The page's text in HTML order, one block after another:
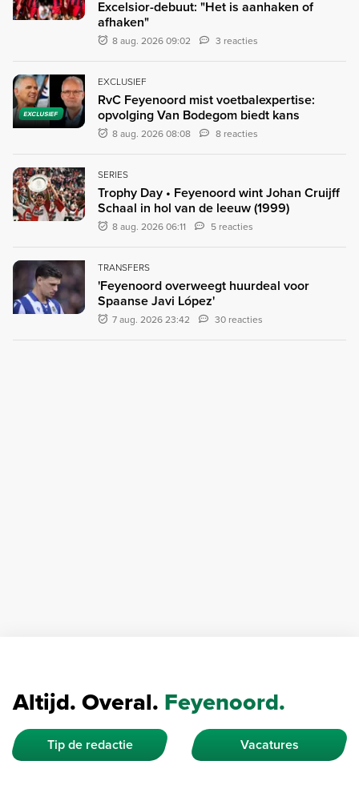
Excelsior-debuut: "Het is aanhaken of
afhaken"
8 aug. 2026 09:02 3 reacties
EXCLUSIEF
EXCLUSIEF
RvC Feyenoord mist voetbalexpertise:
opvolging Van Bodegom biedt kans
8 aug. 2026 08:08 8 reacties
SERIES
Trophy Day • Feyenoord wint Johan Cruijff
Schaal in hol van de leeuw (1999)
8 aug. 2026 06:11 5 reacties
TRANSFERS
'Feyenoord overweegt huurdeal voor
Spaanse Javi López'
7 aug. 2026 23:42 30 reacties
Altijd. Overal. Feyenoord.
Tip de redactie Vacatures